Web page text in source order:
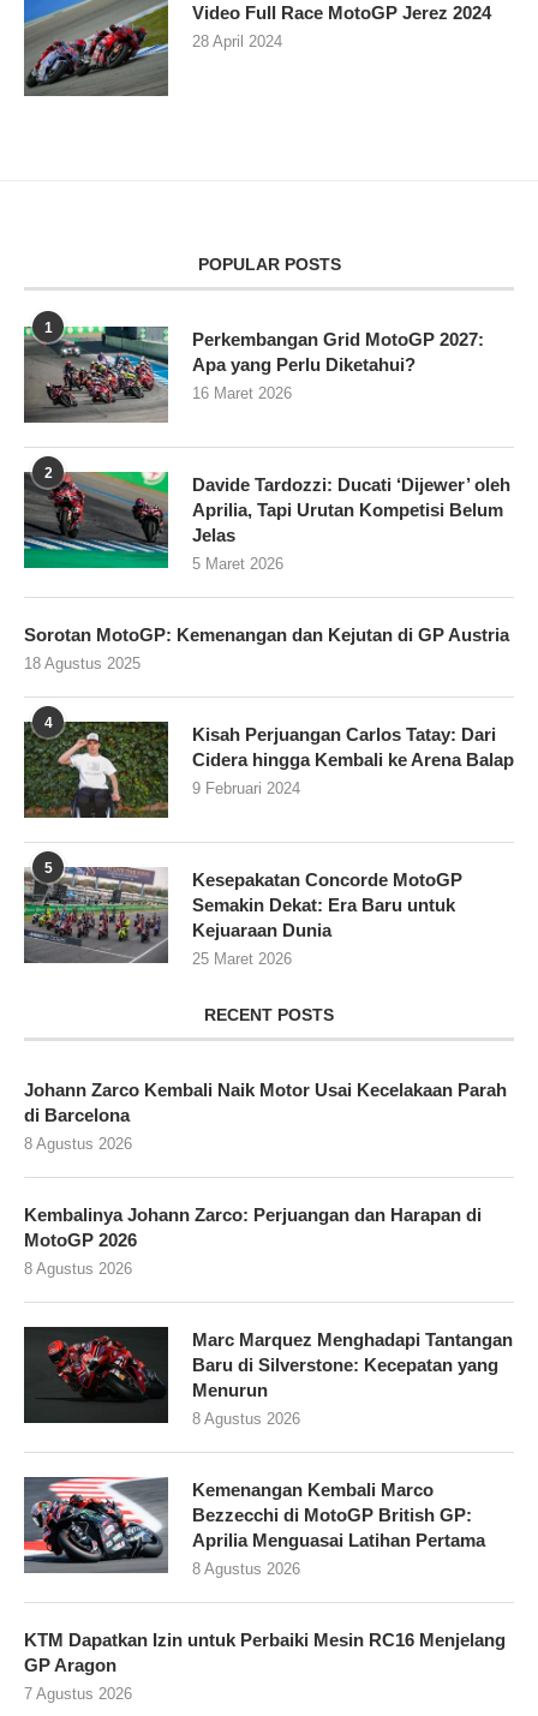
Video Full Race MotoGP Jerez 2024
28 April 2024
POPULAR POSTS
1
Perkembangan Grid MotoGP 2027:
Apa yang Perlu Diketahui?
16 Maret 2026
2
Davide Tardozzi: Ducati ‘Dijewer’ oleh
Aprilia, Tapi Urutan Kompetisi Belum
Jelas
5 Maret 2026
Sorotan MotoGP: Kemenangan dan Kejutan di GP Austria
18 Agustus 2025
4
Kisah Perjuangan Carlos Tatay: Dari
Cidera hingga Kembali ke Arena Balap
9 Februari 2024
5
Kesepakatan Concorde MotoGP
Semakin Dekat: Era Baru untuk
Kejuaraan Dunia
25 Maret 2026
RECENT POSTS
Johann Zarco Kembali Naik Motor Usai Kecelakaan Parah
di Barcelona
8 Agustus 2026
Kembalinya Johann Zarco: Perjuangan dan Harapan di
MotoGP 2026
8 Agustus 2026
Marc Marquez Menghadapi Tantangan
Baru di Silverstone: Kecepatan yang
Menurun
8 Agustus 2026
Kemenangan Kembali Marco
Bezzecchi di MotoGP British GP:
Aprilia Menguasai Latihan Pertama
8 Agustus 2026
KTM Dapatkan Izin untuk Perbaiki Mesin RC16 Menjelang
GP Aragon
7 Agustus 2026